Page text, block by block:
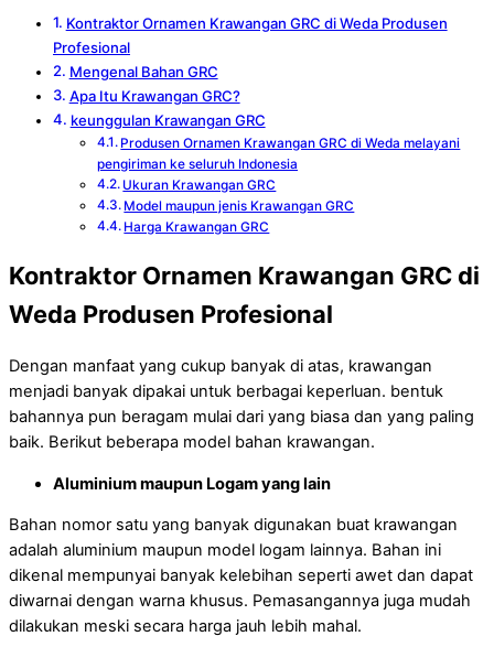
Kontraktor Ornamen Krawangan GRC di Weda Produsen
Profesional
Mengenal Bahan GRC
Apa Itu Krawangan GRC?
keunggulan Krawangan GRC
Produsen Ornamen Krawangan GRC di Weda melayani
pengiriman ke seluruh Indonesia
Ukuran Krawangan GRC
Model maupun jenis Krawangan GRC
Harga Krawangan GRC
Kontraktor Ornamen Krawangan GRC di
Weda Produsen Profesional
Dengan manfaat yang cukup banyak di atas, krawangan
menjadi banyak dipakai untuk berbagai keperluan. bentuk
bahannya pun beragam mulai dari yang biasa dan yang paling
baik. Berikut beberapa model bahan krawangan.
Aluminium maupun Logam yang lain
Bahan nomor satu yang banyak digunakan buat krawangan
adalah aluminium maupun model logam lainnya. Bahan ini
dikenal mempunyai banyak kelebihan seperti awet dan dapat
diwarnai dengan warna khusus. Pemasangannya juga mudah
dilakukan meski secara harga jauh lebih mahal.